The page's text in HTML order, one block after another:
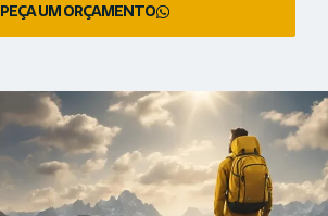
PEÇA UM ORÇAMENTO